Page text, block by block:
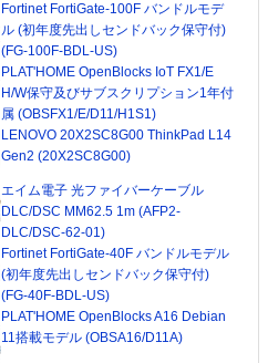
Fortinet FortiGate-100F バンドルモデ
ル (初年度先出しセンドバック保守付)
(FG-100F-BDL-US)
PLAT'HOME OpenBlocks IoT FX1/E
H/W保守及びサブスクリプション1年付
属 (OBSFX1/E/D11/H1S1)
LENOVO 20X2SC8G00 ThinkPad L14
Gen2 (20X2SC8G00)
エイム電子 光ファイバーケーブル
DLC/DSC MM62.5 1m (AFP2-
DLC/DSC-62-01)
Fortinet FortiGate-40F バンドルモデル
(初年度先出しセンドバック保守付)
(FG-40F-BDL-US)
PLAT'HOME OpenBlocks A16 Debian
11搭載モデル (OBSA16/D11A)